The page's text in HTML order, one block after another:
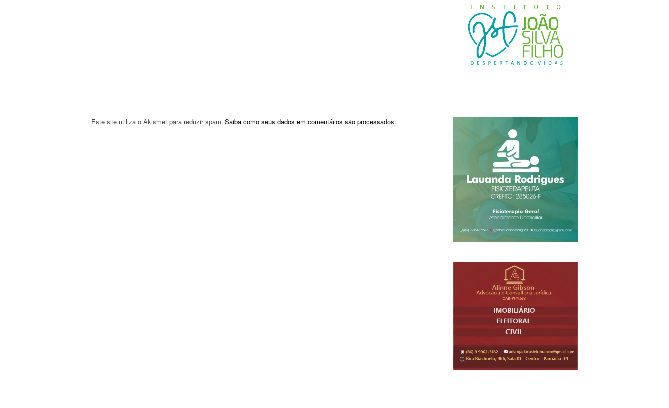
Este site utiliza o Akismet para reduzir spam. Saiba como seus dados em comentários são processados.